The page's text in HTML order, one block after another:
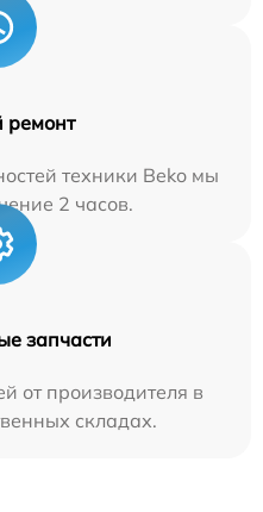
ремонт
техники Beko мы
2 часов.
запчасти
от производителя в
складах.